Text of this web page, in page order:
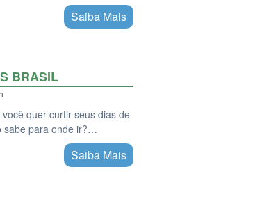
Saiba Mais
BRASIL
quer curtir seus dias de
sabe para onde ir?…
Saiba Mais